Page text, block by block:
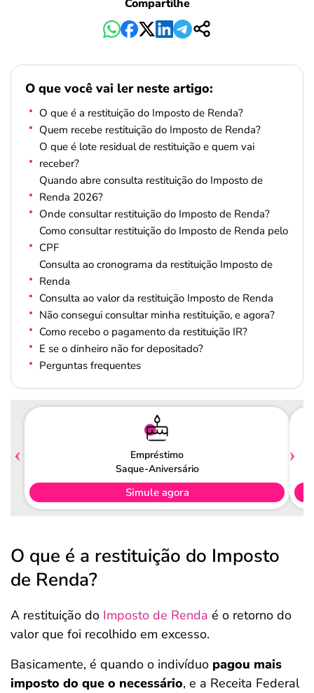
Compartilhe
O que você vai ler neste artigo:
O que é a restituição do Imposto de Renda?
Quem recebe restituição do Imposto de Renda?
O que é lote residual de restituição e quem vai
receber?
Quando abre consulta restituição do Imposto de
Renda 2026?
Onde consultar restituição do Imposto de Renda?
Como consultar restituição do Imposto de Renda pelo
CPF
Consulta ao cronograma da restituição Imposto de
Renda
Consulta ao valor da restituição Imposto de Renda
Não consegui consultar minha restituição, e agora?
Como recebo o pagamento da restituição IR?
E se o dinheiro não for depositado?
Perguntas frequentes
Empréstimo
Saque-Aniversário
Simule agora
O que é a restituição do Imposto
de Renda?
A restituição do Imposto de Renda é o retorno do
valor que foi recolhido em excesso.
Basicamente, é quando o indivíduo pagou mais
imposto do que o necessário, e a Receita Federal